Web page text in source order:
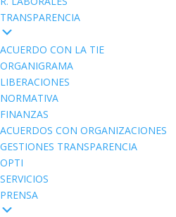
TRANSPARENCIA
ACUERDO CON LA TIE
ORGANIGRAMA
LIBERACIONES
NORMATIVA
FINANZAS
ACUERDOS CON ORGANIZACIONES
GESTIONES TRANSPARENCIA
OPTI
SERVICIOS
PRENSA